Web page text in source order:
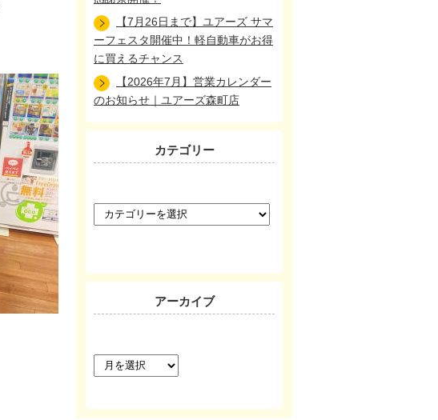
【7月26日まで】ユアーズ サマ
ーフェスタ開催中！軽自動車がお得
に買えるチャンス
【2026年7月】営業カレンダー
のお知らせ｜ユアーズ森町店
カテゴリー
テ
ゴ
アーカイブ
ー
カ
ブ